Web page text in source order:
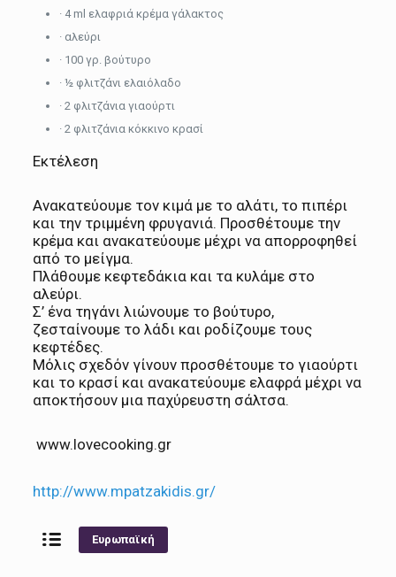
· 4 ml ελαφριά κρέμα γάλακτος
· αλεύρι
· 100 γρ. βούτυρο
· ½ φλιτζάνι ελαιόλαδο
· 2 φλιτζάνια γιαούρτι
· 2 φλιτζάνια κόκκινο κρασί
Εκτέλεση
Ανακατεύουμε τον κιμά με το αλάτι, το πιπέρι
και την τριμμένη φρυγανιά. Προσθέτουμε την
κρέμα και ανακατεύουμε μέχρι να απορροφηθεί
από το μείγμα.
Πλάθουμε κεφτεδάκια και τα κυλάμε στο
αλεύρι.
Σ’ ένα τηγάνι λιώνουμε το βούτυρο,
ζεσταίνουμε το λάδι και ροδίζουμε τους
κεφτέδες.
Μόλις σχεδόν γίνουν προσθέτουμε το γιαούρτι
και το κρασί και ανακατεύουμε ελαφρά μέχρι να
αποκτήσουν μια παχύρευστη σάλτσα.
www.lovecooking.gr
http://www.mpatzakidis.gr/
Ευρωπαϊκή